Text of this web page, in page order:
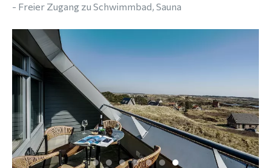
- Freier Zugang zu Schwimmbad, Sauna